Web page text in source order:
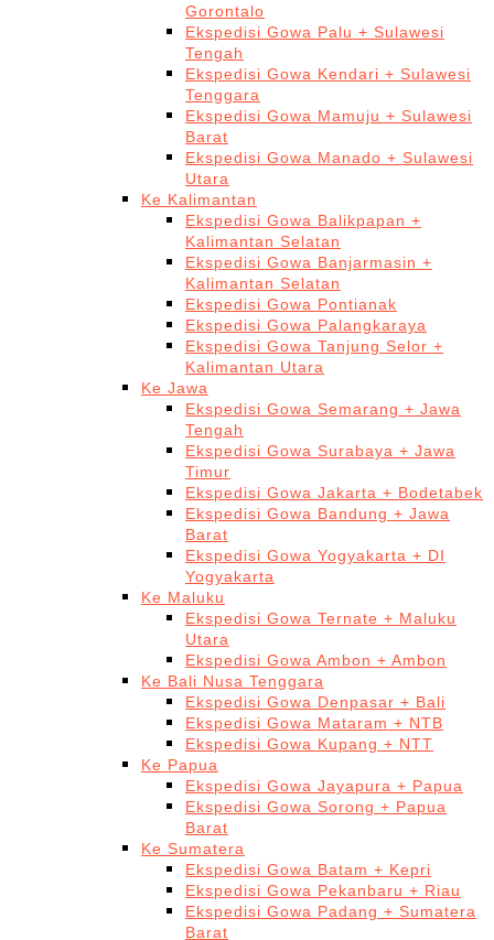
Gorontalo
Ekspedisi Gowa Palu + Sulawesi
Tengah
Ekspedisi Gowa Kendari + Sulawesi
Tenggara
Ekspedisi Gowa Mamuju + Sulawesi
Barat
Ekspedisi Gowa Manado + Sulawesi
Utara
Ke Kalimantan
Ekspedisi Gowa Balikpapan +
Kalimantan Selatan
Ekspedisi Gowa Banjarmasin +
Kalimantan Selatan
Ekspedisi Gowa Pontianak
Ekspedisi Gowa Palangkaraya
Ekspedisi Gowa Tanjung Selor +
Kalimantan Utara
Ke Jawa
Ekspedisi Gowa Semarang + Jawa
Tengah
Ekspedisi Gowa Surabaya + Jawa
Timur
Ekspedisi Gowa Jakarta + Bodetabek
Ekspedisi Gowa Bandung + Jawa
Barat
Ekspedisi Gowa Yogyakarta + DI
Yogyakarta
Ke Maluku
Ekspedisi Gowa Ternate + Maluku
Utara
Ekspedisi Gowa Ambon + Ambon
Ke Bali Nusa Tenggara
Ekspedisi Gowa Denpasar + Bali
Ekspedisi Gowa Mataram + NTB
Ekspedisi Gowa Kupang + NTT
Ke Papua
Ekspedisi Gowa Jayapura + Papua
Ekspedisi Gowa Sorong + Papua
Barat
Ke Sumatera
Ekspedisi Gowa Batam + Kepri
Ekspedisi Gowa Pekanbaru + Riau
Ekspedisi Gowa Padang + Sumatera
Barat